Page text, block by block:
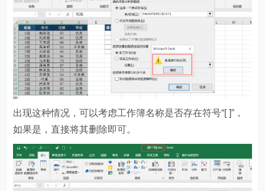
出现这种情况，可以考虑工作簿名称是否存在符号“[ ]”，
如果是，直接将其删除即可。